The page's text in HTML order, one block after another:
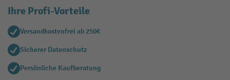
Ihre Profi-Vorteile
Versandkostenfrei ab 250€
Sicherer Datenschutz
Persönliche Kaufberatung